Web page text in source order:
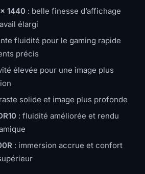
1440 : belle finesse d’affichage
élargi
fluidité pour le gaming rapide
précis
élevée pour une image plus
solide et image plus profonde
: fluidité améliorée et rendu
: immersion accrue et confort